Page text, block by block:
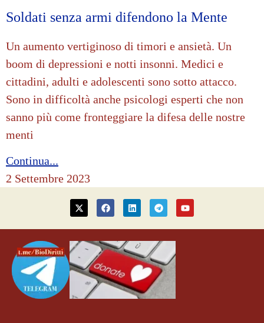
Soldati senza armi difendono la Mente
Un aumento vertiginoso di timori e ansietà. Un
boom di depressioni e notti insonni. Medici e
cittadini, adulti e adolescenti sono sotto attacco.
Sono in difficoltà anche psicologi esperti che non
sanno più come fronteggiare la difesa delle nostre
menti
Continua...
2 Settembre 2023